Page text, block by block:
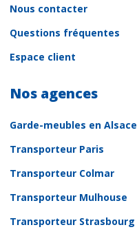
Nous contacter
Questions fréquentes
Espace client
Nos agences
Garde-meubles en Alsace
Transporteur Paris
Transporteur Colmar
Transporteur Mulhouse
Transporteur Strasbourg